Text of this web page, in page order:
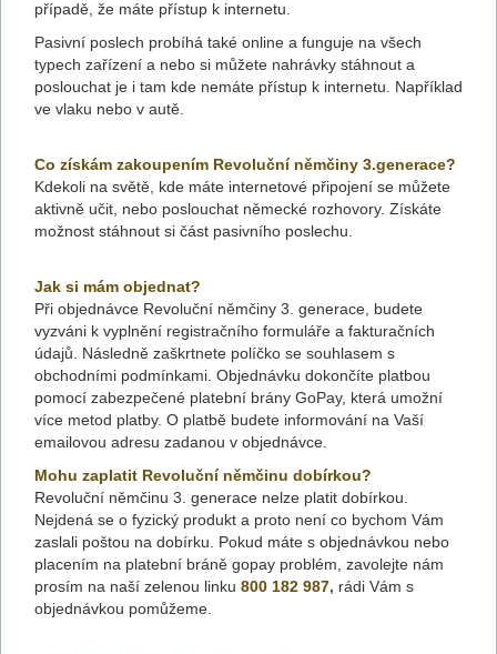
případě, že máte přístup k internetu.
Pasivní poslech probíhá také online a funguje na všech
typech zařízení a nebo si můžete nahrávky stáhnout a
poslouchat je i tam kde nemáte přístup k internetu. Například
ve vlaku nebo v autě.
Co získám zakoupením Revoluční němčiny 3.generace?
Kdekoli na světě, kde máte internetové připojení se můžete
aktivně učit, nebo poslouchat německé rozhovory. Získáte
možnost stáhnout si část pasivního poslechu.
Jak si mám objednat?
Při objednávce Revoluční němčiny 3. generace, budete
vyzváni k vyplnění registračního formuláře a fakturačních
údajů. Následně zaškrtnete políčko se souhlasem s
obchodními podmínkami. Objednávku dokončíte platbou
pomocí zabezpečené platební brány GoPay, která umožní
více metod platby. O platbě budete informování na Vaší
emailovou adresu zadanou v objednávce.
Mohu zaplatit Revoluční němčinu dobírkou?
Revoluční němčinu 3. generace nelze platit dobírkou.
Nejdená se o fyzický produkt a proto není co bychom Vám
zaslali poštou na dobírku. Pokud máte s objednávkou nebo
placením na platební bráně gopay problém, zavolejte nám
prosím na naší zelenou linku 800 182 987, rádi Vám s
objednávkou pomůžeme.